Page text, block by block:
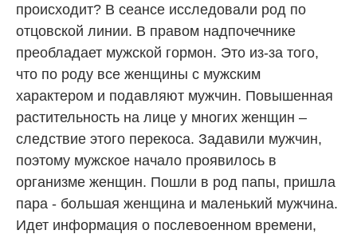
происходит? В сеансе исследовали род по
отцовской линии. В правом надпочечнике
преобладает мужской гормон. Это из-за того,
что по роду все женщины с мужским
характером и подавляют мужчин. Повышенная
растительность на лице у многих женщин –
следствие этого перекоса. Задавили мужчин,
поэтому мужское начало проявилось в
организме женщин. Пошли в род папы, пришла
пара - большая женщина и маленький мужчина.
Идет информация о послевоенном времени,